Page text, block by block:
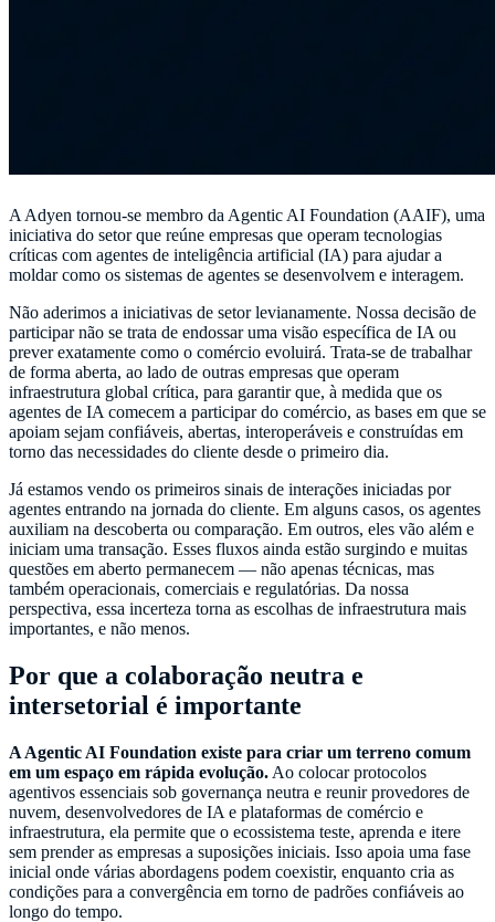
A Adyen tornou-se membro da Agentic AI Foundation (AAIF), uma
iniciativa do setor que reúne empresas que operam tecnologias
críticas com agentes de inteligência artificial (IA) para ajudar a
moldar como os sistemas de agentes se desenvolvem e interagem.
Não aderimos a iniciativas de setor levianamente. Nossa decisão de
participar não se trata de endossar uma visão específica de IA ou
prever exatamente como o comércio evoluirá. Trata-se de trabalhar
de forma aberta, ao lado de outras empresas que operam
infraestrutura global crítica, para garantir que, à medida que os
agentes de IA comecem a participar do comércio, as bases em que se
apoiam sejam confiáveis, abertas, interoperáveis ​​e construídas em
torno das necessidades do cliente desde o primeiro dia.
Já estamos vendo os primeiros sinais de interações iniciadas por
agentes entrando na jornada do cliente. Em alguns casos, os agentes
auxiliam na descoberta ou comparação. Em outros, eles vão além e
iniciam uma transação. Esses fluxos ainda estão surgindo e muitas
questões em aberto permanecem — não apenas técnicas, mas
também operacionais, comerciais e regulatórias. Da nossa
perspectiva, essa incerteza torna as escolhas de infraestrutura mais
importantes, e não menos.
Por que a colaboração neutra e
intersetorial é importante
A Agentic AI Foundation existe para criar um terreno comum
em um espaço em rápida evolução. Ao colocar protocolos
agentivos essenciais sob governança neutra e reunir provedores de
nuvem, desenvolvedores de IA e plataformas de comércio e
infraestrutura, ela permite que o ecossistema teste, aprenda e itere
sem prender as empresas a suposições iniciais. Isso apoia uma fase
inicial onde várias abordagens podem coexistir, enquanto cria as
condições para a convergência em torno de padrões confiáveis ​​ao
longo do tempo.